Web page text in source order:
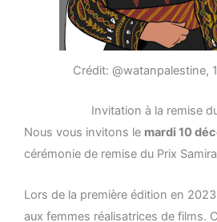
Crédit: @watanpalestine,
Invitation à la remise
Nous vous invitons le mardi 10
cérémonie de remise du Prix
Lors de la première édition en
aux femmes réalisatrices de films.